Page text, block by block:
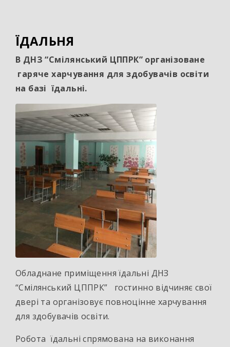
ЇДАЛЬНЯ
В ДНЗ “Смілянський ЦППРК” організоване
гаряче харчування для здобувачів освіти
на базі їдальні.
Обладнане приміщення їдальні ДНЗ
“Смілянський ЦППРК” гостинно відчиняє свої
двері та організовує повноцінне харчування
для здобувачів освіти.
Робота їдальні спрямована на виконання